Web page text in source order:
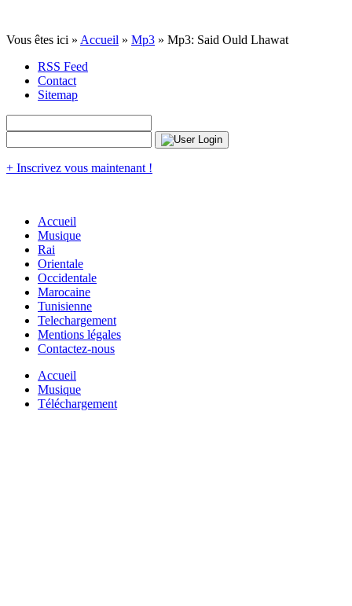
Vous êtes ici » Accueil » Mp3 » Mp3: Said Ould Lhawat
RSS Feed
Contact
Sitemap
+ Inscrivez vous maintenant !
Accueil
Musique
Rai
Orientale
Occidentale
Marocaine
Tunisienne
Telechargement
Mentions légales
Contactez-nous
Accueil
Musique
Téléchargement